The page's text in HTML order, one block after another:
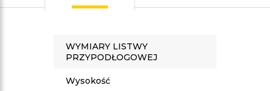
WYMIARY LISTWY
PRZYPODŁOGOWEJ
Wysokość